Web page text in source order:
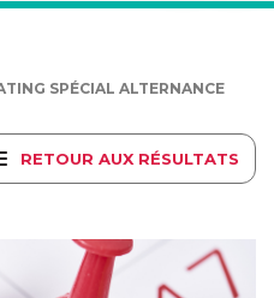
SPÉCIAL ALTERNANCE
RETOUR AUX RÉSULTATS